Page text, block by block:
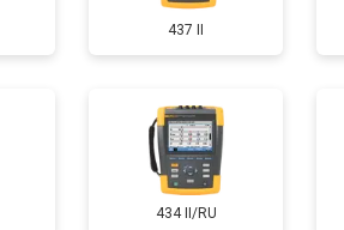
437 II
434 II/RU